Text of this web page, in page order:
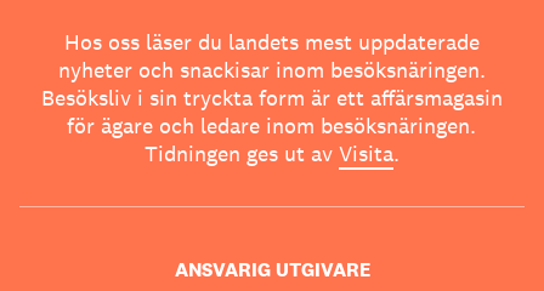
Hos oss läser du landets mest uppdaterade
nyheter och snackisar inom besöksnäringen.
Besöksliv i sin tryckta form är ett affärsmagasin
för ägare och ledare inom besöksnäringen.
Tidningen ges ut av Visita.
ANSVARIG UTGIVARE